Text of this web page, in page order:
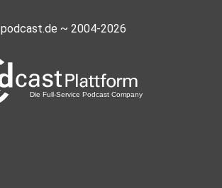
podcast.de ~ 2004-2026